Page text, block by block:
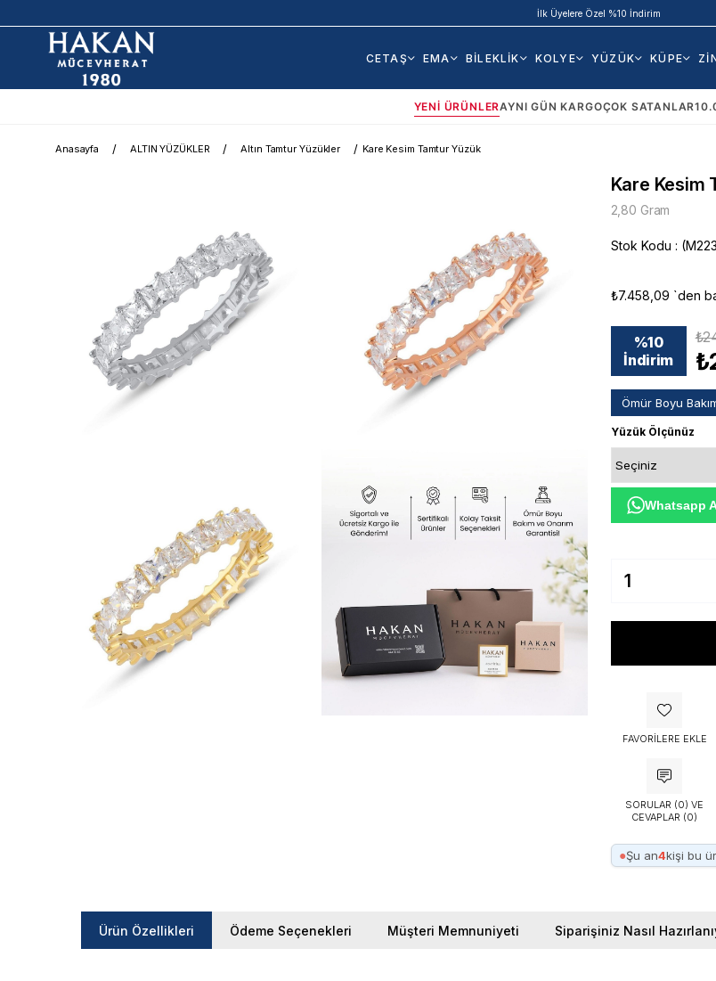
İlk Üyelere Özel %10 İndirim
CETAŞ EMA BİLEKLİK KOLYE YÜZÜK KÜPE
YENI ÜRÜNLERAYNI GÜN KARGOÇOK SATANLAR
Anasayfa ALTIN YÜZÜKLER Altın Tamtur Yüzükler Kare Kesim Tamtur Yüzük
Kare Kesim
2,80 Gram
Stok Kodu
₺7.458,09 `den
%10
İndirim
Ömür Boyu
Yüzük Ölçünüz
Whatsapp
FAVORILERE EKLE
SORULAR (0) VE
CEVAPLAR (0)
●Şu an4kişi bu
Ürün Özellikleri Ödeme Seçenekleri Müşteri Memnuniyeti Siparişiniz Nasıl